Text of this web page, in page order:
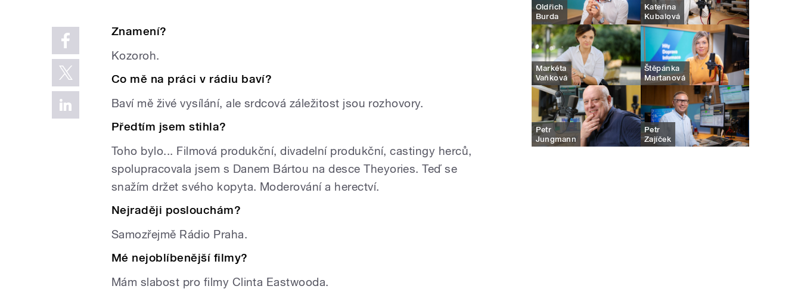
Znamení?
Kozoroh.
Co mě na práci v rádiu baví?
Baví mě živé vysílání, ale srdcová záležitost jsou rozhovory.
Předtím jsem stihla?
Toho bylo... Filmová produkční, divadelní produkční, castingy herců,
spolupracovala jsem s Danem Bártou na desce Theyories. Teď se
snažím držet svého kopyta. Moderování a herectví.
Nejraději poslouchám?
Samozřejmě Rádio Praha.
Mé nejoblíbenější filmy?
Mám slabost pro filmy Clinta Eastwooda.
Oldřich
Burda
Kateřina
Kubalová
Markéta
Vaňková
Štěpánka
Martanová
Petr
Jungmann
Petr
Zajíček